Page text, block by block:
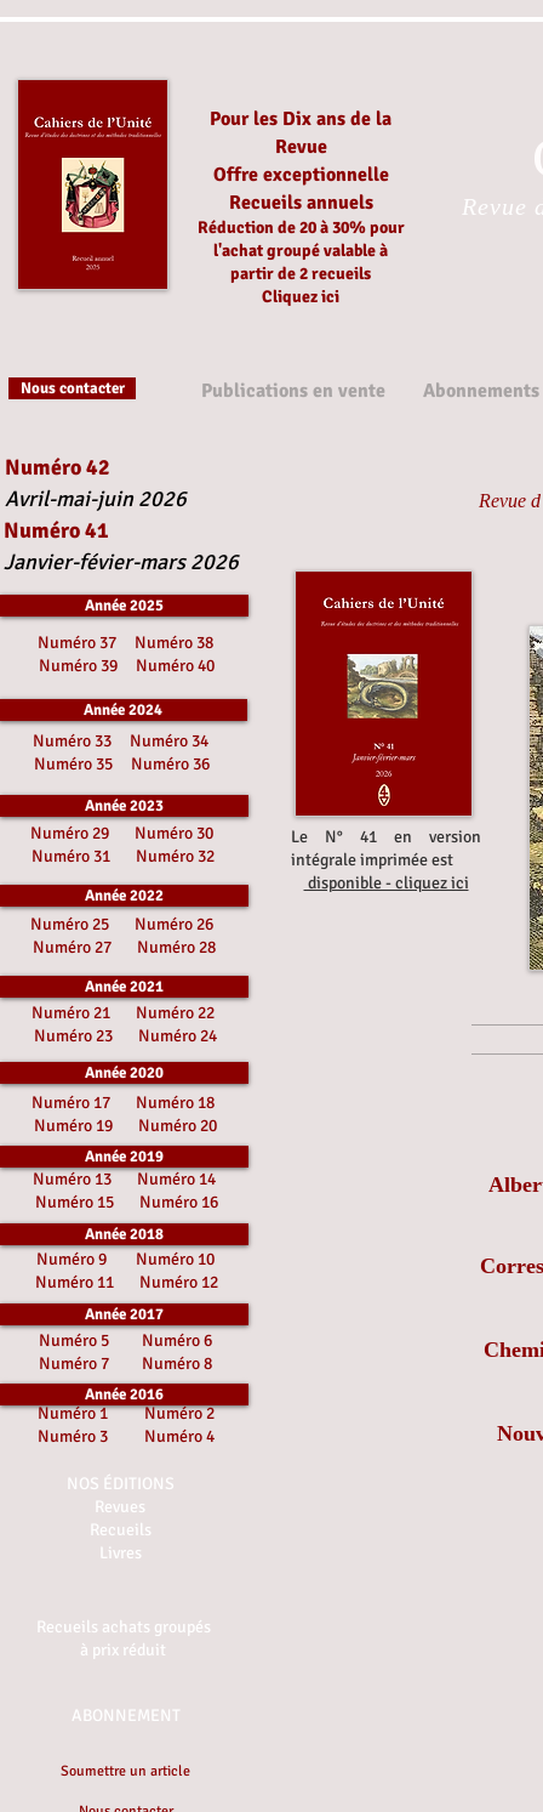
Pour les Dix ans de la
Revue
Offre exceptionnelle
Recueils annuels
Réduction de 20 à 30%pour
l'achat groupévalable à
partirde 2 recueils
Cliquez ici
Revue
Nous contacter Publications en vente Abonnements
Revue
Le N° 41 en version
intégrale imprimée est
disponible - cliquez ici
Numéro 42
Avril-mai-juin 2026
Numéro 41
Janvier-févier-mars 2026
Année 2025
Numéro 37
Numéro 38
Numéro 39
Numéro 40
Année 2024
Numéro 33
Numéro 34
Numéro 35
Numéro 36
Année 2023
Numéro 29
Numéro 30
Numéro 31
Numéro 32
Année 2022
Numéro 25
Numéro 26
Numéro 27
Numéro 28
Année 2021
Numéro 21
Numéro 22
Numéro 23
Numéro 24
Année 2020
Numéro 17 Numéro 18
Numéro 19 Numéro 20
Année 2019
Numéro 13 Numéro 14
Numéro 15 Numéro 16
Année 2018
Numéro 9 Numéro 10
Numéro 11 Numéro 12
Année 2017
Numéro 5 Numéro 6
Numéro 7 Numéro 8
Année 2016
Numéro 1Numéro 2
Numéro 3 Numéro 4
NOS ÉDITIONS
Revues
Recueils
Livres
Recueils achats groupés
à prix réduit
ABONNEMENT
Soumettre un article